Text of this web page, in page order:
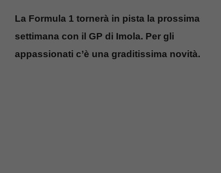
La Formula 1 tornerà in pista la prossima
settimana con il GP di Imola. Per gli
appassionati c’è una graditissima novità.